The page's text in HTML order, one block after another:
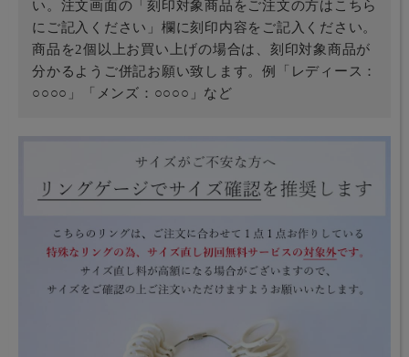
い。注文画面の「刻印対象商品をご注文の方はこちら
にご記入ください」欄に刻印内容をご記入ください。
商品を2個以上お買い上げの場合は、刻印対象商品が
分かるようご併記お願い致します。例「レディース：
○○○○」「メンズ：○○○○」など